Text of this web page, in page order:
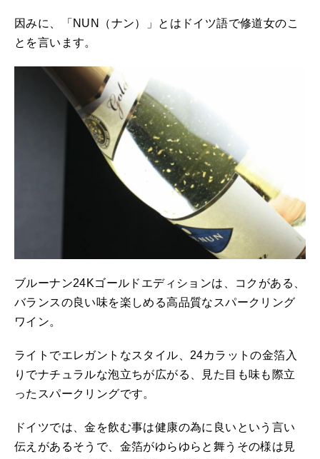
因みに、「NUN（ナン）」とはドイツ語で修道女のこ
とを言います。
ブルーナン24Kゴールドエディションは、コクがある、
バランスの良い味を楽しめる高品質なスパークリング
ワイン。
ライトでエレガントなスタイル、24カラットの金箔入
りでナチュラルな泡立ちが広がる、見た目も味も際立
ったスパークリングです。
ドイツでは、金を飲む事は健康の為に良いという言い
伝えがあるそうで、金箔がゆらゆらと舞うその様は見